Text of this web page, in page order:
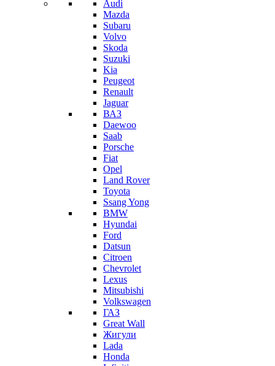
Audi
Mazda
Subaru
Volvo
Skoda
Suzuki
Kia
Peugeot
Renault
Jaguar
ВАЗ
Daewoo
Saab
Porsche
Fiat
Opel
Land Rover
Toyota
Ssang Yong
BMW
Hyundai
Ford
Datsun
Citroen
Chevrolet
Lexus
Mitsubishi
Volkswagen
ГАЗ
Great Wall
Жигули
Lada
Honda